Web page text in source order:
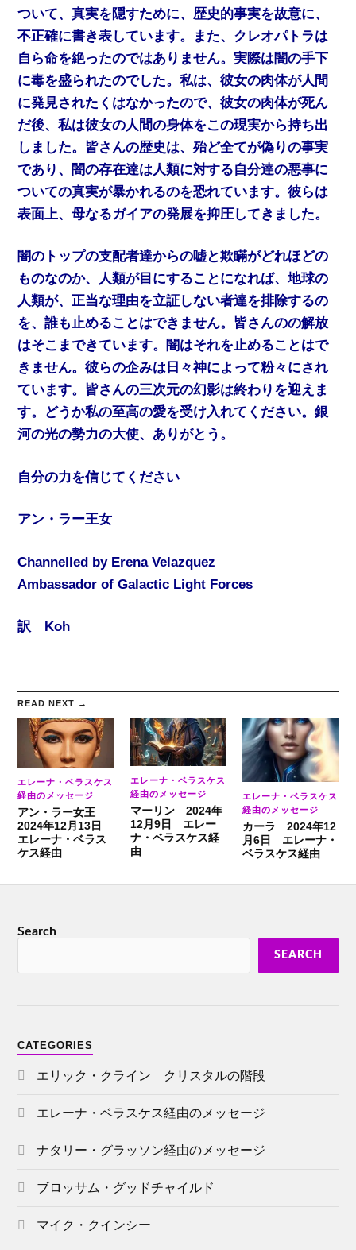
ついて、真実を隠すために、歴史的事実を故意に、
不正確に書き表しています。また、クレオパトラは
自ら命を絶ったのではありません。実際は闇の手下
に毒を盛られたのでした。私は、彼女の肉体が人間
に発見されたくはなかったので、彼女の肉体が死ん
だ後、私は彼女の人間の身体をこの現実から持ち出
しました。皆さんの歴史は、殆ど全てが偽りの事実
であり、闇の存在達は人類に対する自分達の悪事に
ついての真実が暴かれるのを恐れています。彼らは
表面上、母なるガイアの発展を抑圧してきました。
闇のトップの支配者達からの嘘と欺瞞がどれほどの
ものなのか、人類が目にすることになれば、地球の
人類が、正当な理由を立証しない者達を排除するの
を、誰も止めることはできません。皆さんのの解放
はそこまできています。闇はそれを止めることはで
きません。彼らの企みは日々神によって粉々にされ
ています。皆さんの三次元の幻影は終わりを迎えま
す。どうか私の至高の愛を受け入れてください。銀
河の光の勢力の大使、ありがとう。
自分の力を信じてください
アン・ラー王女
Channelled by Erena Velazquez
Ambassador of Galactic Light Forces
訳 Koh
READ NEXT →
エレーナ・ベラスケス
経由のメッセージ
アン・ラー女王
2024年12月13日
エレーナ・ベラス
ケス経由
エレーナ・ベラスケス
経由のメッセージ
マーリン 2024年
12月9日 エレー
ナ・ベラスケス経
由
エレーナ・ベラスケス
経由のメッセージ
カーラ 2024年12
月6日 エレーナ・
ベラスケス経由
Search
SEARCH
CATEGORIES
エリック・クライン クリスタルの階段
エレーナ・ベラスケス経由のメッセージ
ナタリー・グラッソン経由のメッセージ
ブロッサム・グッドチャイルド
マイク・クインシー